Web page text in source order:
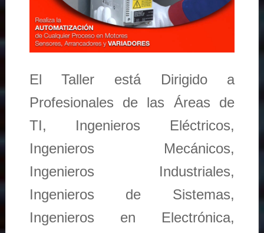
El Taller está Dirigido a
Profesionales de las Áreas de
TI, Ingenieros Eléctricos,
Ingenieros Mecánicos,
Ingenieros Industriales,
Ingenieros de Sistemas,
Ingenieros en Electrónica,